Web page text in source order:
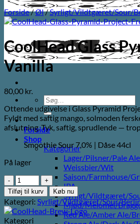
Søg
efter:
Forside
Shop
Kategorier
Lager/Pilsner/Pale
Weissbier/Wit
Saison/Farmhouse/
IPA
Syrligt/Vildtgæret/
Mjød/Melomel/
Red Ale/Amber Ale/
Forside/Øl/Syrligt/Vildtgæret/Sour/
CoolHead Glass
Vanilla
80,00 kr.
Ottende udgivelse i Glass Pyramid
Fyldt med saftig mango, solmoden
afslutning. Tyk, saftig, sprudlende —
Smoothie Sour 7,0% | Dåse 44cl
På lager
CoolHead
Glass
Pyramid
Project
Freshly
Tilføj til kurv Køb nu
Kategori: Syrligt/Vildtgæret/Sour/
Kategori